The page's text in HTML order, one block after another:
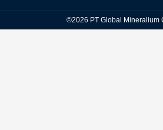
©2026 PT Global Mineralium